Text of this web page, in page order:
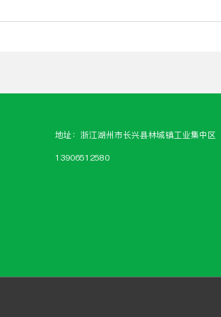
地址：浙江湖州市长兴县林城镇工业集中区
13906512580